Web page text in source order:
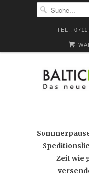
TEL.:
Zeit wie